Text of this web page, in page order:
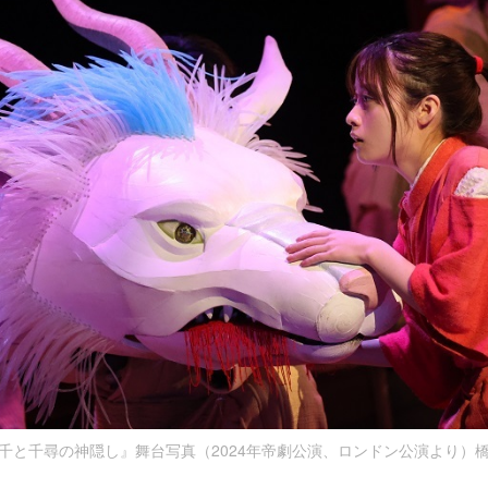
と千尋の神隠し』舞台写真（2024年帝劇公演、ロンドン公演より）